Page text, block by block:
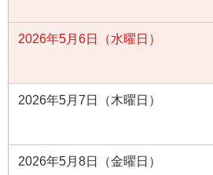
2026年5月6日（水曜日）
2026年5月7日（木曜日）
2026年5月8日（金曜日）